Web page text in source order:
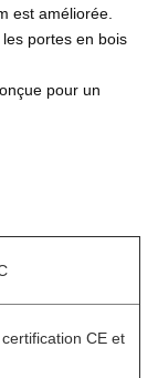
est améliorée.
portes en bois
pour un
CE et